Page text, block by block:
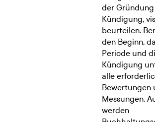
der
Kündigung,
beurteilen.
den Beginn,
Periode und
Kündigung
alle
Bewertungen
Messungen.
werden